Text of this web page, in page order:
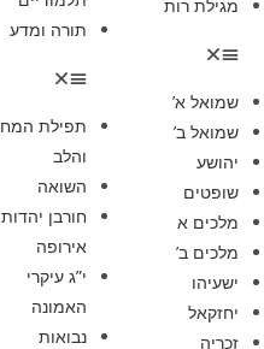
מגילת רות
שמואל א’
שמואל ב’
יהושע
שופטים
מלכים א
מלכים ב’
ישעיהו
יחזקאל
זכריה
תורה ומדע
תפילת המח
והלב
השואה
חורבן יהדות
אירופה
י”ג עיקרי
האמונה
נבואות